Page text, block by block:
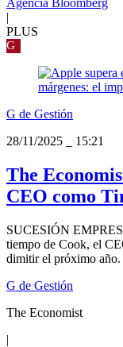
Agencia Bloomberg
|
PLUS
G
G de Gestión
28/11/2025
15:21
The
CEO como
SUCESIÓN
tiempo de Cook, el
dimitir el próximo año.
G de Gestión
The Economist
|